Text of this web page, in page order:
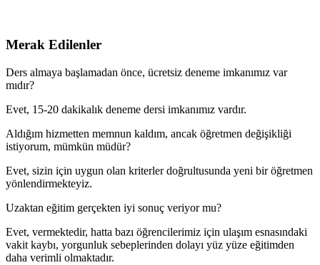
Merak Edilenler
Ders almaya başlamadan önce, ücretsiz deneme imkanımız var
mıdır?
Evet, 15-20 dakikalık deneme dersi imkanımız vardır.
Aldığım hizmetten memnun kaldım, ancak öğretmen değişikliği
istiyorum, mümkün müdür?
Evet, sizin için uygun olan kriterler doğrultusunda yeni bir öğretmen
yönlendirmekteyiz.
Uzaktan eğitim gerçekten iyi sonuç veriyor mu?
Evet, vermektedir, hatta bazı öğrencilerimiz için ulaşım esnasındaki
vakit kaybı, yorgunluk sebeplerinden dolayı yüz yüze eğitimden
daha verimli olmaktadır.